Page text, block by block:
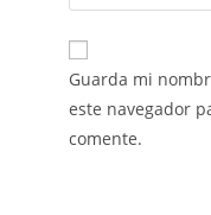
Guarda mi
este navegador
comente.